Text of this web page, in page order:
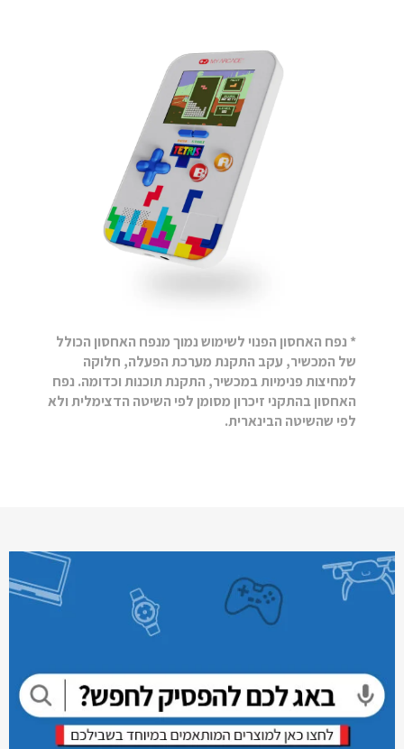
* נפח האחסון הפנוי לשימוש נמוך מנפח האחסון הכולל
של המכשיר, עקב התקנת מערכת הפעלה, חלוקה
למחיצות פנימיות במכשיר, התקנת תוכנות וכדומה. נפח
האחסון בהתקני זיכרון מסומן לפי השיטה הדצימלית ולא
לפי שהשיטה הבינארית.